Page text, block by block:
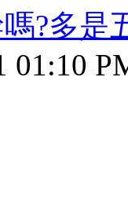
?多是
01:10